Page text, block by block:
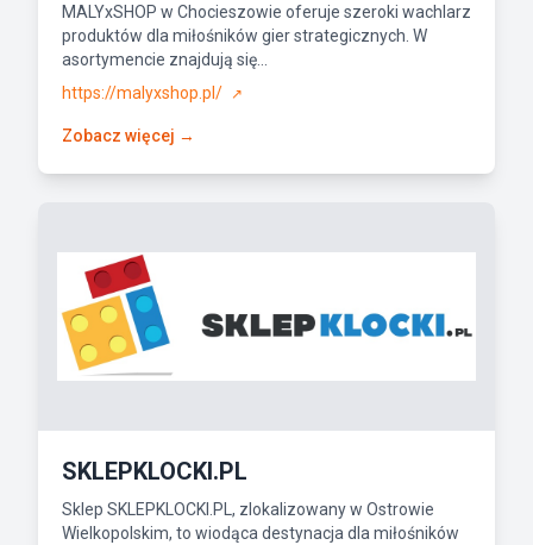
MALYxSHOP w Chocieszowie oferuje szeroki wachlarz
produktów dla miłośników gier strategicznych. W
asortymencie znajdują się...
https://malyxshop.pl/
↗
Zobacz więcej →
SKLEPKLOCKI.PL
Sklep SKLEPKLOCKI.PL, zlokalizowany w Ostrowie
Wielkopolskim, to wiodąca destynacja dla miłośników